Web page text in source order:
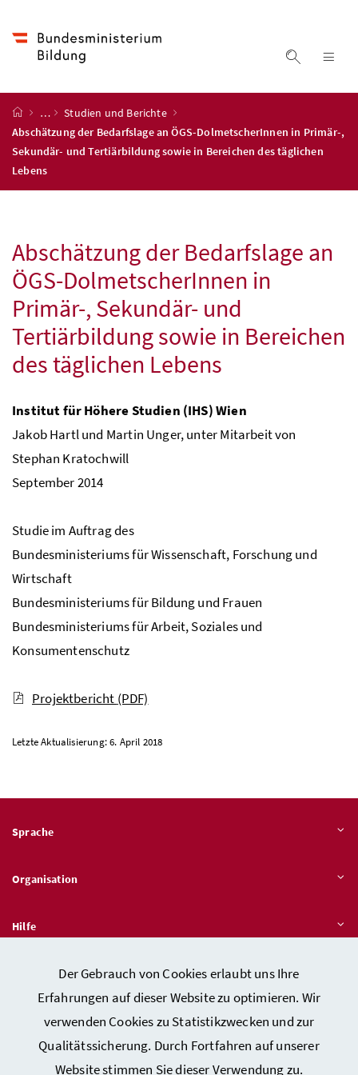
Der Gebrauch von Cookies erlaubt uns Ihre
Erfahrungen auf dieser Website zu optimieren. Wir
verwenden Cookies zu Statistikzwecken und zur
Qualitätssicherung. Durch Fortfahren auf unserer
Website stimmen Sie dieser Verwendung zu.
Suche
Startseite
…
Studien und Berichte
Abschätzung der Bedarfslage an ÖGS-DolmetscherInnen in Primär-,
Sekundär- und Tertiärbildung sowie in Bereichen des täglichen
Lebens
Abschätzung der Bedarfslage an
ÖGS-DolmetscherInnen in
Primär-, Sekundär- und
Tertiärbildung sowie in Bereichen
des täglichen Lebens
Institut für Höhere Studien (IHS) Wien
Jakob Hartl und Martin Unger, unter Mitarbeit von
Stephan Kratochwill
September 2014
Studie im Auftrag des
Bundesministeriums für Wissenschaft, Forschung und
Wirtschaft
Bundesministeriums für Bildung und Frauen
Bundesministeriums für Arbeit, Soziales und
Konsumentenschutz
Projektbericht (PDF)
Letzte Aktualisierung: 6. April 2018
Sprache
Organisation
Hilfe
Quicklinks